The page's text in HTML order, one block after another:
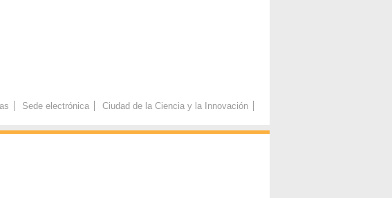
Sede electrónica Ciudad de la Ciencia y la Innovación